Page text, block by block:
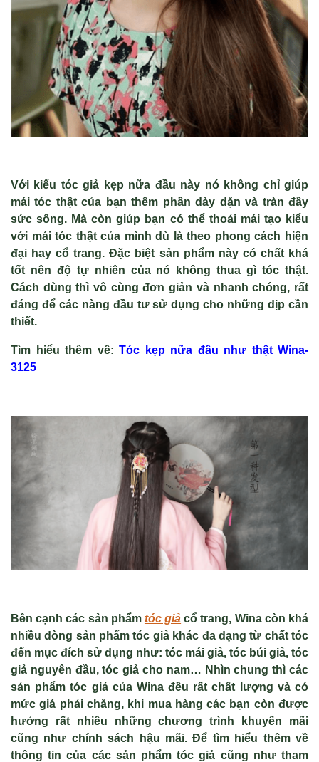
Với kiểu tóc giả kẹp nữa đầu này nó không chỉ giúp
mái tóc thật của bạn thêm phần dày dặn và tràn đầy
sức sống. Mà còn giúp bạn có thể thoải mái tạo kiểu
với mái tóc thật của mình dù là theo phong cách hiện
đại hay cổ trang. Đặc biệt sản phẩm này có chất khá
tốt nên độ tự nhiên của nó không thua gì tóc thật.
Cách dùng thì vô cùng đơn giản và nhanh chóng, rất
đáng để các nàng đầu tư sử dụng cho những dịp cần
thiết.
Tìm hiểu thêm về: Tóc kẹp nữa đầu như thật Wina-
3125
Bên cạnh các sản phẩm tóc giả cổ trang, Wina còn khá
nhiều dòng sản phẩm tóc giả khác đa dạng từ chất tóc
đến mục đích sử dụng như: tóc mái giả, tóc búi giả, tóc
giả nguyên đầu, tóc giả cho nam… Nhìn chung thì các
sản phẩm tóc giả của Wina đều rất chất lượng và có
mức giá phải chăng, khi mua hàng các bạn còn được
hưởng rất nhiều những chương trình khuyến mãi
cũng như chính sách hậu mãi. Để tìm hiểu thêm về
thông tin của các sản phẩm tóc giả cũng như tham